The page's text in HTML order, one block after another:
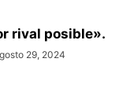
rival posible».
29, 2024